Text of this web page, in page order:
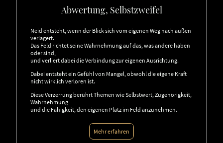
Abwertung, Selbstzweifel
Neid entsteht, wenn der Blick sich vom eigenen Weg nach außen
verlagert.
Das Feld richtet seine Wahrnehmung auf das, was andere haben
oder sind,
und verliert dabei die Verbindung zur eigenen Ausrichtung.
Dabei entsteht ein Gefühl von Mangel, obwohl die eigene Kraft
nicht wirklich verloren ist.
Diese Verzerrung berührt Themen wie Selbstwert, Zugehörigkeit,
Wahrnehmung
und die Fähigkeit, den eigenen Platz im Feld anzunehmen.
Mehr erfahren